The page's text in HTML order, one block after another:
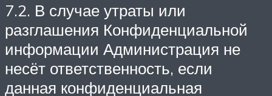
7.2. В случае утраты или
разглашения Конфиденциальной
информации Администрация не
несёт ответственность, если
данная конфиденциальная